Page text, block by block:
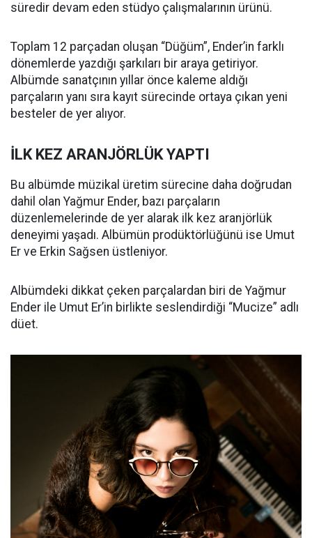
süredir devam eden stüdyo çalışmalarının ürünü.
Toplam 12 parçadan oluşan “Düğüm”, Ender’in farklı
dönemlerde yazdığı şarkıları bir araya getiriyor.
Albümde sanatçının yıllar önce kaleme aldığı
parçaların yanı sıra kayıt sürecinde ortaya çıkan yeni
besteler de yer alıyor.
İLK KEZ ARANJÖRLÜK YAPTI
Bu albümde müzikal üretim sürecine daha doğrudan
dahil olan Yağmur Ender, bazı parçaların
düzenlemelerinde de yer alarak ilk kez aranjörlük
deneyimi yaşadı. Albümün prodüktörlüğünü ise Umut
Er ve Erkin Sağsen üstleniyor.
Albümdeki dikkat çeken parçalardan biri de Yağmur
Ender ile Umut Er’in birlikte seslendirdiği “Mucize” adlı
düet.